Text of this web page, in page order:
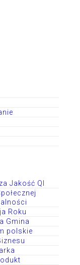
Jakość QI
Roku
Gmina
polskie